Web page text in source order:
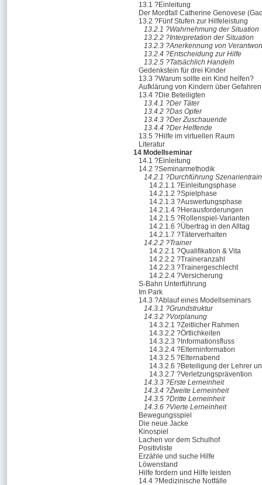
13.1 ?Einleitung
Der Mordfall Catherine Genovese
13.2 ?Fünf Stufen zur Hilfeleistung
13.2.1 ?Wahrnehmung der Situation
13.2.2 ?Interpretation der Situation
13.2.3 ?Anerkennung von
13.2.4 ?Entscheidung zur Hilfe
13.2.5 ?Tatsächlich Handeln
Gedenkstein für drei Kinder
13.3 ?Warum sollte ein Kind helfen?
Aufklärung von Kindern über Gefahren
13.4 ?Die Beteiligten
13.4.1 ?Der Täter
13.4.2 ?Das Opfer
13.4.3 ?Der Zuschauende
13.4.4 ?Der Helfende
13.5 ?Hilfe im virtuellen Raum
Literatur
14 Modellseminar
14.1 ?Einleitung
14.2 ?Seminarmethodik
14.2.1 ?Durchführung
14.2.1.1 ?Einleitungsphase
14.2.1.2 ?Spielphase
14.2.1.3 ?Auswertungsphase
14.2.1.4 ?Herausforderungen
14.2.1.5 ?Rollenspiel-Varianten
14.2.1.6 ?Übertrag in den Alltag
14.2.1.7 ?Täterverhalten
14.2.2 ?Trainer
14.2.2.1 ?Qualifikation & Vita
14.2.2.2 ?Traineranzahl
14.2.2.3 ?Trainergeschlecht
14.2.2.4 ?Versicherung
S-Bahn Unterführung
Im Park
14.3 ?Ablauf eines Modellseminars
14.3.1 ?Grundstruktur
14.3.2 ?Vorplanung
14.3.2.1 ?Zeitlicher Rahmen
14.3.2.2 ?Örtlichkeiten
14.3.2.3 ?Informationsfluss
14.3.2.4 ?Elterninformation
14.3.2.5 ?Elternabend
14.3.2.6 ?Beteiligung der Lehrer
14.3.2.7 ?Verletzungsprävention
14.3.3 ?Erste Lerneinheit
14.3.4 ?Zweite Lerneinheit
14.3.5 ?Dritte Lerneinheit
14.3.6 ?Vierte Lerneinheit
Bewegungsspiel
Die neue Jacke
Kinospiel
Lachen vor dem Schulhof
Positivliste
Erzähle und suche Hilfe
Löwenstand
Hilfe fordern und Hilfe leisten
14.4 ?Medizinische Notfälle